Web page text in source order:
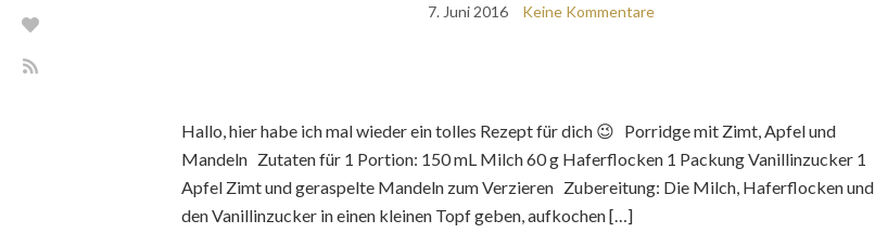
7. Juni 2016 Keine Kommentare
Hallo, hier habe ich mal wieder ein tolles Rezept für dich 😉 Porridge mit Zimt, Apfel und
Mandeln Zutaten für 1 Portion: 150 mL Milch 60 g Haferflocken 1 Packung Vanillinzucker 1
Apfel Zimt und geraspelte Mandeln zum Verzieren Zubereitung: Die Milch, Haferflocken und
den Vanillinzucker in einen kleinen Topf geben, aufkochen […]